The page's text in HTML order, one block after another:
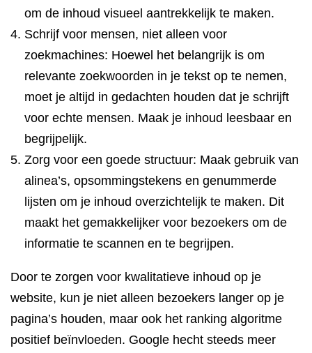
om de inhoud visueel aantrekkelijk te maken.
Schrijf voor mensen, niet alleen voor
zoekmachines: Hoewel het belangrijk is om
relevante zoekwoorden in je tekst op te nemen,
moet je altijd in gedachten houden dat je schrijft
voor echte mensen. Maak je inhoud leesbaar en
begrijpelijk.
Zorg voor een goede structuur: Maak gebruik van
alinea’s, opsommingstekens en genummerde
lijsten om je inhoud overzichtelijk te maken. Dit
maakt het gemakkelijker voor bezoekers om de
informatie te scannen en te begrijpen.
Door te zorgen voor kwalitatieve inhoud op je
website, kun je niet alleen bezoekers langer op je
pagina’s houden, maar ook het ranking algoritme
positief beïnvloeden. Google hecht steeds meer